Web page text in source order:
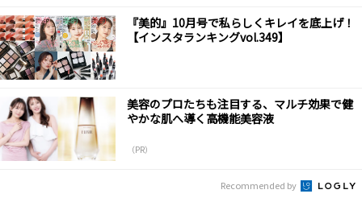
『美的』10月号で私らしくキレイを底上げ！
【インスタランキングvol.349】
美容のプロたちも注目する、マルチ効果で健
やかな肌へ導く高機能美容液
（PR）
Recommended by